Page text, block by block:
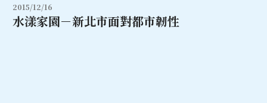
2015/12/16
水漾家園－新北市面對都市韌性